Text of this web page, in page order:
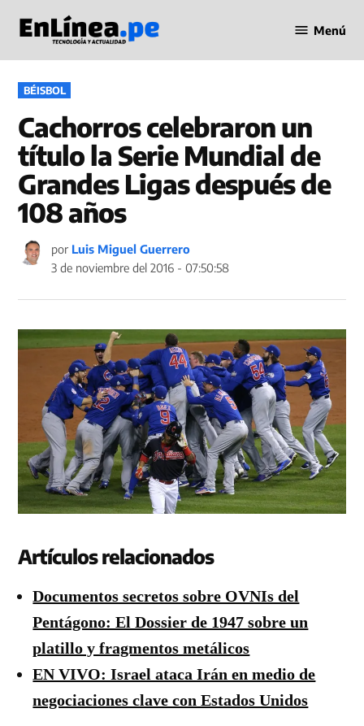
contenido
en Línea
Menú
PUBLICADO
EN
BÉISBOL
Cachorros celebraron un
título la Serie Mundial de
Grandes Ligas después de
108 años
por Luis Miguel Guerrero
3 de noviembre del 2016 - 07:50:58
Artículos relacionados
Documentos secretos sobre OVNIs del
Pentágono: El Dossier de 1947 sobre un
platillo y fragmentos metálicos
EN VIVO: Israel ataca Irán en medio de
negociaciones clave con Estados Unidos